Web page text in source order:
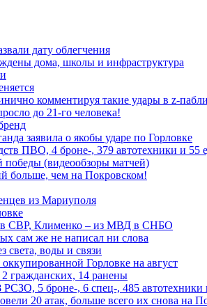
дату облегчения
дома, школы и инфраструктура
комментируя такие удары в z-
до 21-го человека!
заявила о якобы ударе по Горловке
ПВО, 4 броне-, 379 автотехники и 55
победы (видеообзоры матчей)
больше, чем на Покровском!
из Мариуполя
в СВР, Клименко – из МВД в СНБО
сам же не написал ни слова
света, воды и связи
Горловке на август
гражданских, 14 ранены
5 броне-, 6 спец-, 485 автотехники
20 атак, больше всего их снова на